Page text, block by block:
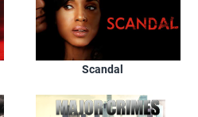
Scandal